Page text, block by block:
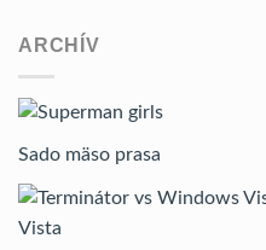
ARCHÍV
Sado mäso prasa
Vista